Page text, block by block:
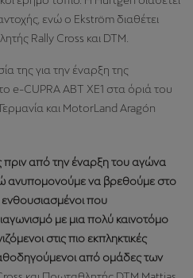
ενώ ο Ekström διαθέτει
Rally Cross και DTM.
της για την έναρξη της
e-CUPRA ABT XE1 στα όριά του
και MotorLand Aragón
πριν από την έναρξη του αγώνα
ανυπομονούμε να βρεθούμε στο
που
με μια πολύ καινοτόμο
στις πιο εκπληκτικές
από ομάδες των